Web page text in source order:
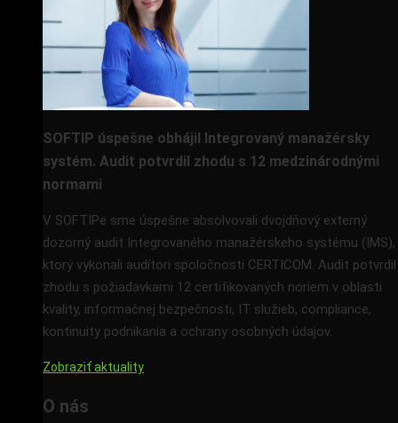
SOFTIP úspešne obhájil Integrovaný manažérsky
systém. Audit potvrdil zhodu s 12 medzinárodnými
normami
V SOFTIPe sme úspešne absolvovali dvojdňový externý
dozorný audit Integrovaného manažérskeho systému (IMS),
ktorý vykonali audítori spoločnosti CERTICOM. Audit potvrdil
zhodu s požiadavkami 12 certifikovaných noriem v oblasti
kvality, informačnej bezpečnosti, IT služieb, compliance,
kontinuity podnikania a ochrany osobných údajov.
Zobraziť aktuality
O nás